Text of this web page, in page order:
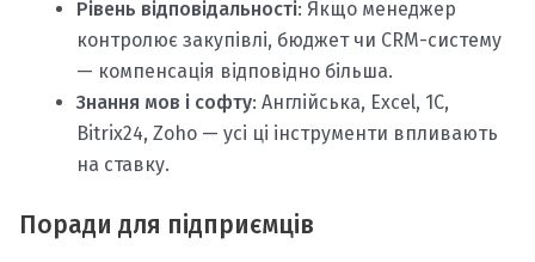
Рівень відповідальності: Якщо менеджер
контролює закупівлі, бюджет чи CRM-систему
— компенсація відповідно більша.
Знання мов і софту: Англійська, Excel, 1С,
Bitrix24, Zoho — усі ці інструменти впливають
на ставку.
Поради для підприємців